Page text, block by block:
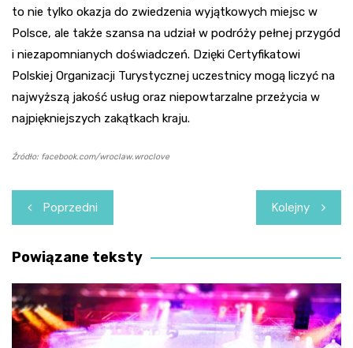
to nie tylko okazja do zwiedzenia wyjątkowych miejsc w
Polsce, ale także szansa na udział w podróży pełnej przygód
i niezapomnianych doświadczeń. Dzięki Certyfikatowi
Polskiej Organizacji Turystycznej uczestnicy mogą liczyć na
najwyższą jakość usług oraz niepowtarzalne przeżycia w
najpiękniejszych zakątkach kraju.
Źródło: facebook.com/wroclaw.wroclove
Nawigacja
wpisu
Poprzedni Kolejny
Powiązane teksty